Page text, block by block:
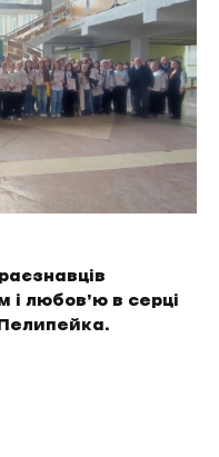
і любов’ю в серці
Пелипейка.